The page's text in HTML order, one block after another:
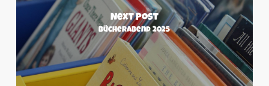
Next Post
Bücherabend 2025